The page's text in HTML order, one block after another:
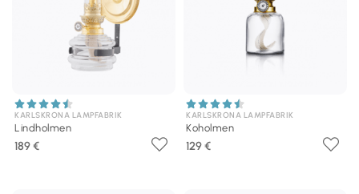
KARLSKRONA LAMPFABRIK
Lindholmen
189 €
KARLSKRONA LAMPFABRIK
Koholmen
129 €